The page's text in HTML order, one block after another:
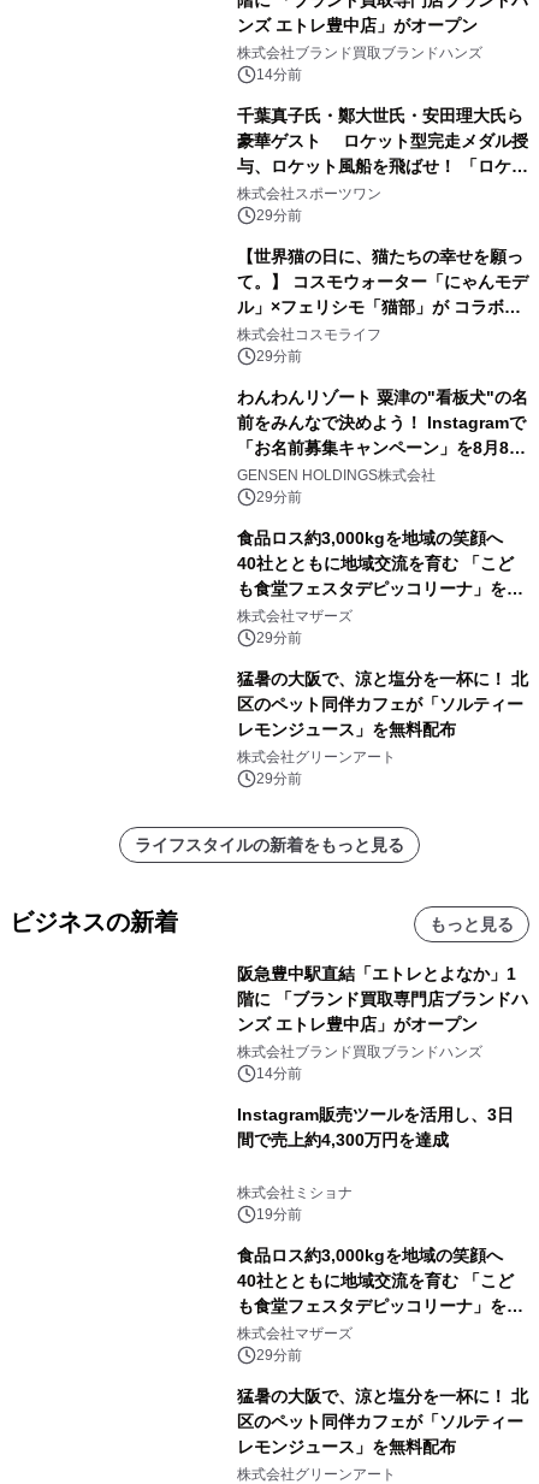
ンズ エトレ豊中店」がオープン
株式会社ブランド買取ブランドハンズ
14分前
千葉真子氏・鄭大世氏・安田理大氏ら
豪華ゲスト ロケット型完走メダル授
与、ロケット風船を飛ばせ！ 「ロケッ
トマラソン2026」開催
株式会社スポーツワン
29分前
【世界猫の日に、猫たちの幸せを願っ
て。】 コスモウォーター「にゃんモデ
ル」×フェリシモ「猫部」が コラボキ
ャンペーンを実施
株式会社コスモライフ
29分前
わんわんリゾート 粟津の"看板犬"の名
前をみんなで決めよう！ Instagramで
「お名前募集キャンペーン」を8月8日
(土)より開催
GENSEN HOLDINGS株式会社
29分前
食品ロス約3,000kgを地域の笑顔へ
40社とともに地域交流を育む 「こど
も食堂フェスタデピッコリーナ」を9
月5日(土)開催
株式会社マザーズ
29分前
猛暑の大阪で、涼と塩分を一杯に！ 北
区のペット同伴カフェが「ソルティー
レモンジュース」を無料配布
株式会社グリーンアート
29分前
ライフスタイルの新着をもっと見る
ビジネスの新着 もっと見る
阪急豊中駅直結「エトレとよなか」1
階に 「ブランド買取専門店ブランドハ
ンズ エトレ豊中店」がオープン
株式会社ブランド買取ブランドハンズ
14分前
Instagram販売ツールを活用し、3日
間で売上約4,300万円を達成
株式会社ミショナ
19分前
食品ロス約3,000kgを地域の笑顔へ
40社とともに地域交流を育む 「こど
も食堂フェスタデピッコリーナ」を9
月5日(土)開催
株式会社マザーズ
29分前
猛暑の大阪で、涼と塩分を一杯に！ 北
区のペット同伴カフェが「ソルティー
レモンジュース」を無料配布
株式会社グリーンアート